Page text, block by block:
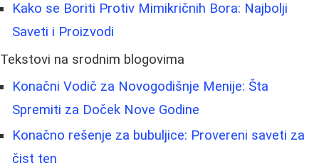
Kako se Boriti Protiv Mimikričnih Bora: Najbolji
Saveti i Proizvodi
Tekstovi na srodnim blogovima
Konačni Vodič za Novogodišnje Menije: Šta
Spremiti za Doček Nove Godine
Konačno rešenje za bubuljice: Provereni saveti za
čist ten